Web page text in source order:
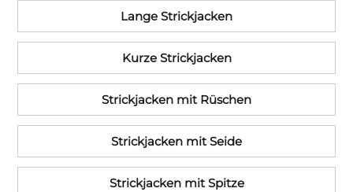
Lange Strickjacken
Kurze Strickjacken
Strickjacken mit Rüschen
Strickjacken mit Seide
Strickjacken mit Spitze